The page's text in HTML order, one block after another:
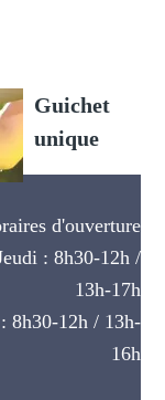
Guichet
unique
d'ouverture
: 8h30-12h /
13h-17h
8h30-12h / 13h-
16h